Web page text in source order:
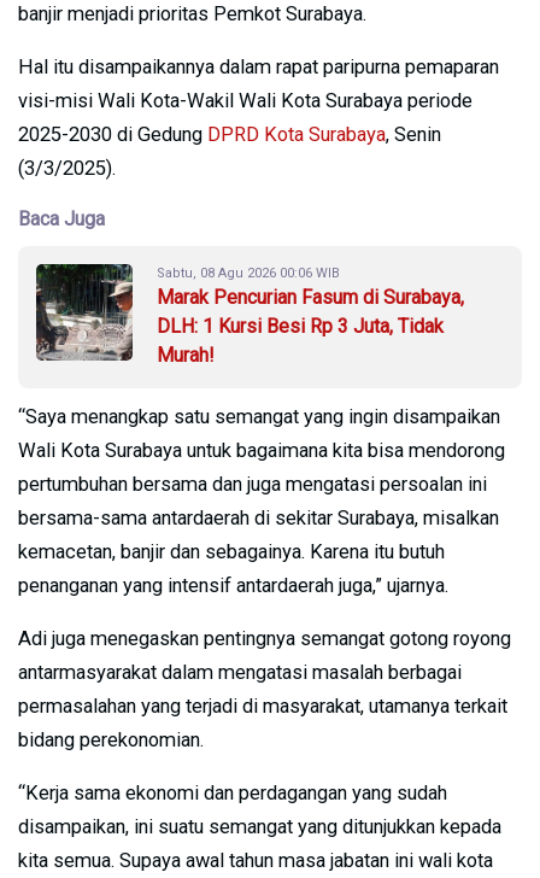
banjir menjadi prioritas Pemkot Surabaya.
Hal itu disampaikannya dalam rapat paripurna pemaparan
visi-misi Wali Kota-Wakil Wali Kota Surabaya periode
2025-2030 di Gedung DPRD Kota Surabaya, Senin
(3/3/2025).
Baca Juga
Sabtu, 08 Agu 2026 00:06 WIB
Marak Pencurian Fasum di Surabaya,
DLH: 1 Kursi Besi Rp 3 Juta, Tidak
Murah!
“Saya menangkap satu semangat yang ingin disampaikan
Wali Kota Surabaya untuk bagaimana kita bisa mendorong
pertumbuhan bersama dan juga mengatasi persoalan ini
bersama-sama antardaerah di sekitar Surabaya, misalkan
kemacetan, banjir dan sebagainya. Karena itu butuh
penanganan yang intensif antardaerah juga,” ujarnya.
Adi juga menegaskan pentingnya semangat gotong royong
antarmasyarakat dalam mengatasi masalah berbagai
permasalahan yang terjadi di masyarakat, utamanya terkait
bidang perekonomian.
“Kerja sama ekonomi dan perdagangan yang sudah
disampaikan, ini suatu semangat yang ditunjukkan kepada
kita semua. Supaya awal tahun masa jabatan ini wali kota